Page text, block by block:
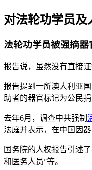
对法轮功学员及
法轮功学员被强摘器
报告说，虽然没有直接
报告提到一所澳大利亚
助者的器官标记为公民捐
去年6月，调查中共强制
法庭并表示，在中国因
国务院的人权报告引述
和医务人员”等。